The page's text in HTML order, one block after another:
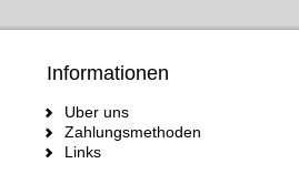
Informationen
Uber uns
Zahlungsmethoden
Links